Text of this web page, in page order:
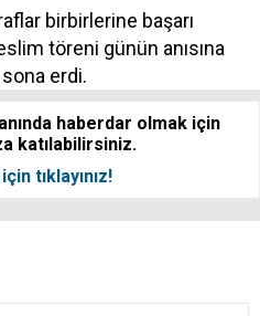
birbirlerine başarı
töreni günün anısına
erdi.
haberdar olmak için
katılabilirsiniz.
tıklayınız!